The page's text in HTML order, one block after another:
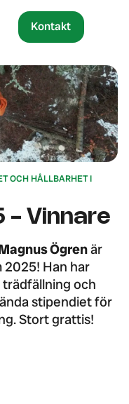
Kontakt
OCH HÅLLBARHET I
- Vinnare
Ögrenär
Han har
och
stipendiet för
Stort grattis!